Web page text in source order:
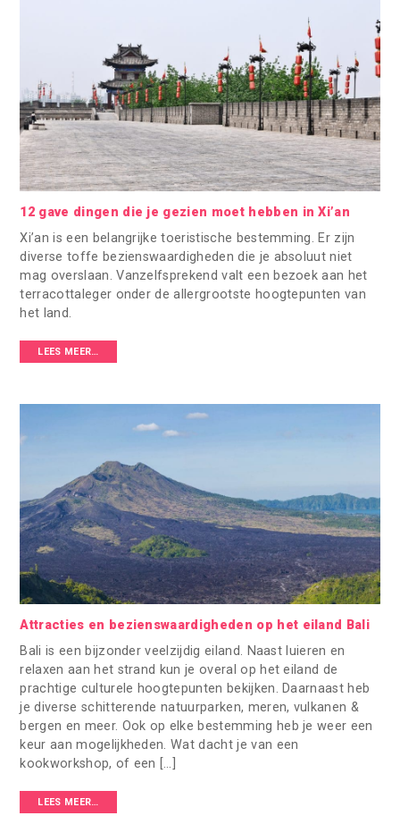
12 gave dingen die je gezien moet hebben in Xi’an
Xi’an is een belangrijke toeristische bestemming. Er zijn
diverse toffe bezienswaardigheden die je absoluut niet
mag overslaan. Vanzelfsprekend valt een bezoek aan het
terracottaleger onder de allergrootste hoogtepunten van
het land.
LEES MEER…
Attracties en bezienswaardigheden op het eiland Bali
Bali is een bijzonder veelzijdig eiland. Naast luieren en
relaxen aan het strand kun je overal op het eiland de
prachtige culturele hoogtepunten bekijken. Daarnaast heb
je diverse schitterende natuurparken, meren, vulkanen &
bergen en meer. Ook op elke bestemming heb je weer een
keur aan mogelijkheden. Wat dacht je van een
kookworkshop, of een […]
LEES MEER…